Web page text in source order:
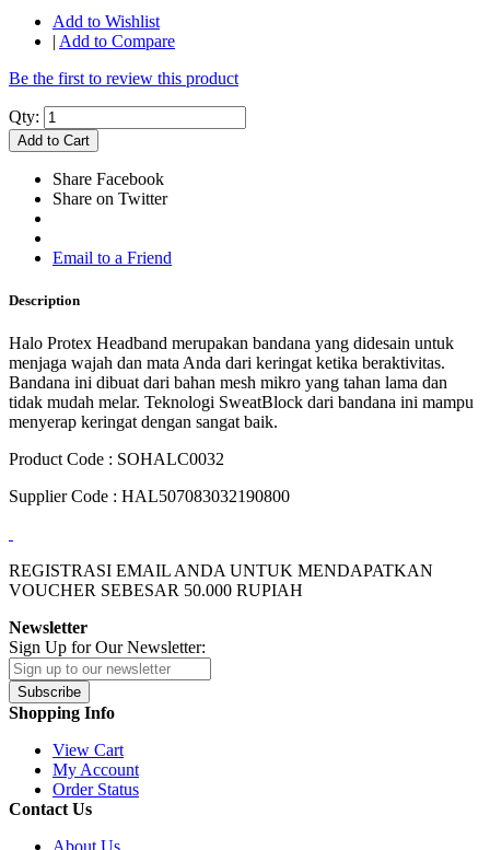
Add to Wishlist
| Add to Compare
Be the first to review this product
Qty:
Add to Cart
Share Facebook
Share on Twitter
Email to a Friend
Description
Halo Protex Headband merupakan bandana yang didesain untuk
menjaga wajah dan mata Anda dari keringat ketika beraktivitas.
Bandana ini dibuat dari bahan mesh mikro yang tahan lama dan
tidak mudah melar. Teknologi SweatBlock dari bandana ini mampu
menyerap keringat dengan sangat baik.
Product Code : SOHALC0032
Supplier Code : HAL507083032190800
REGISTRASI EMAIL ANDA UNTUK MENDAPATKAN
VOUCHER SEBESAR 50.000 RUPIAH
Newsletter
Sign Up for Our Newsletter:
Subscribe
Shopping Info
View Cart
My Account
Order Status
Contact Us
About Us